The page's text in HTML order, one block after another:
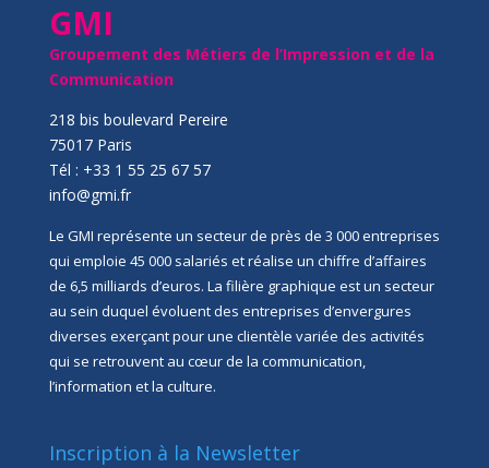
GMI
Groupement des Métiers de l’Impression et de la
Communication
218 bis boulevard Pereire
75017 Paris
Tél : +33 1 55 25 67 57
info@gmi.fr
Le GMI représente un secteur de près de 3 000 entreprises
qui emploie 45 000 salariés et réalise un chiffre d’affaires
de 6,5 milliards d’euros. La filière graphique est un secteur
au sein duquel évoluent des entreprises d’envergures
diverses exerçant pour une clientèle variée des activités
qui se retrouvent au cœur de la communication,
l’information et la culture.
Inscription à la Newsletter